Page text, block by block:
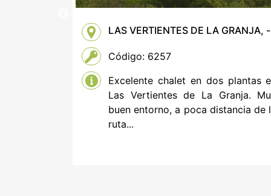
LAS VERTIENTES DE LA GRANJA, -
Código: 6257
Excelente chalet en dos plantas
Las Vertientes de La Granja.
buen entorno, a poca distancia de
ruta...